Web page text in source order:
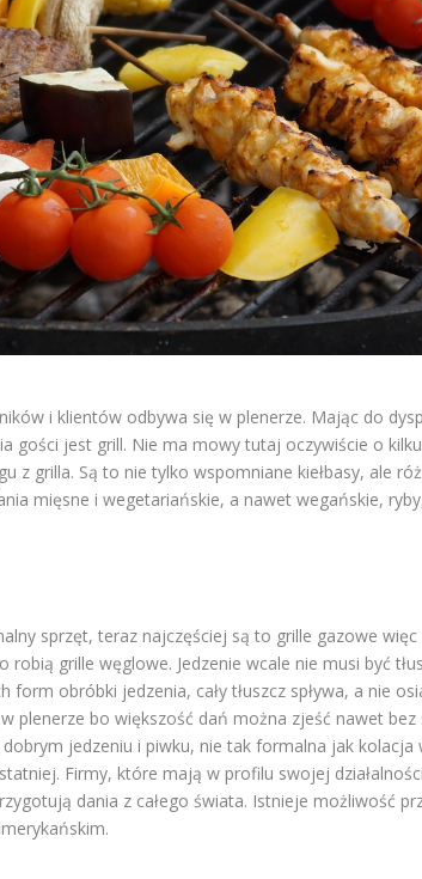
i klientów odbywa się w plenerze. Mając do
gości jest grill. Nie ma mowy tutaj oczywiście o kilku
z grilla. Są to nie tylko wspomniane kiełbasy, ale
mięsne i wegetariańskie, a nawet wegańskie,
sprzęt, teraz najczęściej są to grille gazowe
grille węglowe. Jedzenie wcale nie musi być
form obróbki jedzenia, cały tłuszcz spływa, a nie
plenerze bo większość dań można zjeść nawet
jedzeniu i piwku, nie tak formalna jak kolacja
Firmy, które mają w profilu swojej
dania z całego świata. Istnieje możliwość